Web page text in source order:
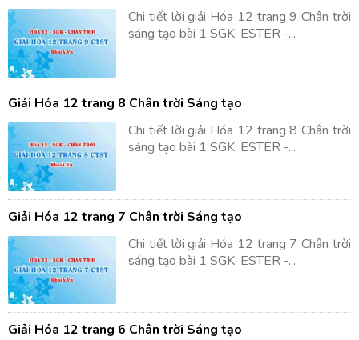
Chi tiết lời giải Hóa 12 trang 9 Chân trời
sáng tạo bài 1 SGK: ESTER -...
Giải Hóa 12 trang 8 Chân trời Sáng tạo
Chi tiết lời giải Hóa 12 trang 8 Chân trời
sáng tạo bài 1 SGK: ESTER -...
Giải Hóa 12 trang 7 Chân trời Sáng tạo
Chi tiết lời giải Hóa 12 trang 7 Chân trời
sáng tạo bài 1 SGK: ESTER -...
Giải Hóa 12 trang 6 Chân trời Sáng tạo